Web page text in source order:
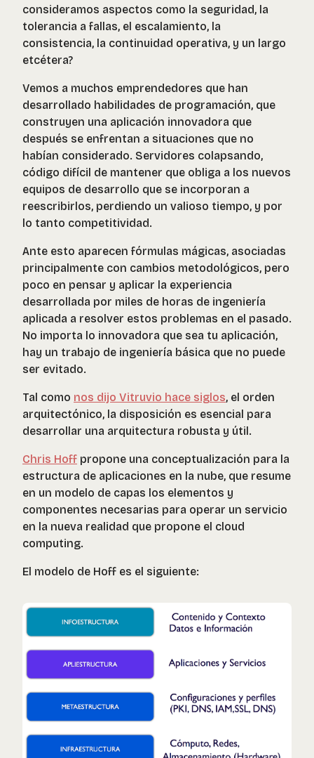
consideramos aspectos como la seguridad, la
tolerancia a fallas, el escalamiento, la
consistencia, la continuidad operativa, y un largo
etcétera?
Vemos a muchos emprendedores que han
desarrollado habilidades de programación, que
construyen una aplicación innovadora que
después se enfrentan a situaciones que no
habían considerado. Servidores colapsando,
código difícil de mantener que obliga a los nuevos
equipos de desarrollo que se incorporan a
reescribirlos, perdiendo un valioso tiempo, y por
lo tanto competitividad.
Ante esto aparecen fórmulas mágicas, asociadas
principalmente con cambios metodológicos, pero
poco en pensar y aplicar la experiencia
desarrollada por miles de horas de ingeniería
aplicada a resolver estos problemas en el pasado.
No importa lo innovadora que sea tu aplicación,
hay un trabajo de ingeniería básica que no puede
ser evitado.
Tal como nos dijo Vitruvio hace siglos, el orden
arquitectónico, la disposición es esencial para
desarrollar una arquitectura robusta y útil.
Chris Hoff propone una conceptualización para la
estructura de aplicaciones en la nube, que resume
en un modelo de capas los elementos y
componentes necesarias para operar un servicio
en la nueva realidad que propone el cloud
computing.
El modelo de Hoff es el siguiente: